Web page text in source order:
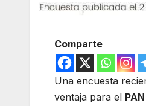
Comparte
Una encuesta
ventaja para el PAN